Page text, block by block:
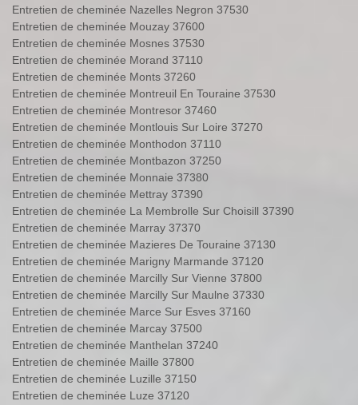
Entretien de cheminée Nazelles Negron 37530
Entretien de cheminée Mouzay 37600
Entretien de cheminée Mosnes 37530
Entretien de cheminée Morand 37110
Entretien de cheminée Monts 37260
Entretien de cheminée Montreuil En Touraine 37530
Entretien de cheminée Montresor 37460
Entretien de cheminée Montlouis Sur Loire 37270
Entretien de cheminée Monthodon 37110
Entretien de cheminée Montbazon 37250
Entretien de cheminée Monnaie 37380
Entretien de cheminée Mettray 37390
Entretien de cheminée La Membrolle Sur Choisill 37390
Entretien de cheminée Marray 37370
Entretien de cheminée Mazieres De Touraine 37130
Entretien de cheminée Marigny Marmande 37120
Entretien de cheminée Marcilly Sur Vienne 37800
Entretien de cheminée Marcilly Sur Maulne 37330
Entretien de cheminée Marce Sur Esves 37160
Entretien de cheminée Marcay 37500
Entretien de cheminée Manthelan 37240
Entretien de cheminée Maille 37800
Entretien de cheminée Luzille 37150
Entretien de cheminée Luze 37120